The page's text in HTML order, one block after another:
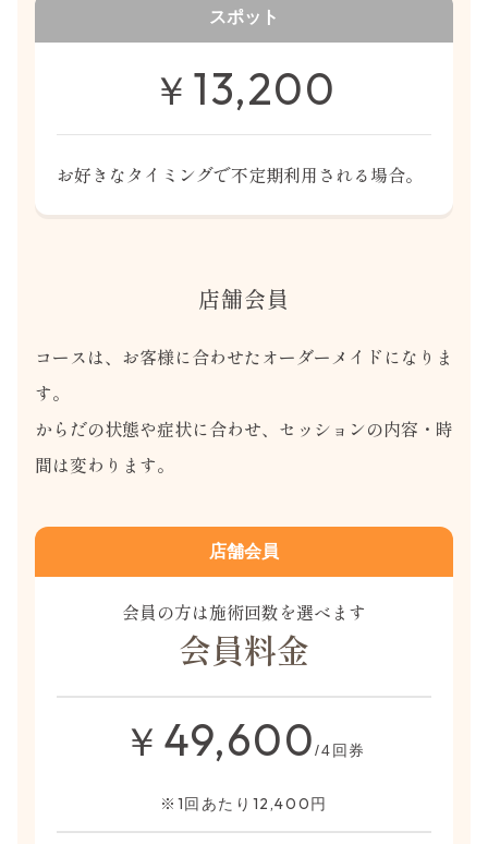
スポット
￥ 13,200
お好きなタイミングで不定期利用される場合。
店舗会員
コースは、お客様に合わせたオーダーメイドになりま
す。
からだの状態や症状に合わせ、セッションの内容・時
間は変わります。
店舗会員
会員の方は施術回数を選べます
会員料金
￥ 49,600/4回券
※1回あたり12,400円